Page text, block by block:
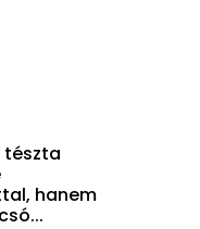
tészta
hanem